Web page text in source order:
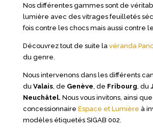
Nos différentes gammes sont de
lumière avec des vitrages feuilletés
fois contre les chocs mais aussi contre
Découvrez tout de suite la véranda
du genre.
Nous intervenons dans les différents
du Valais, de Genève , de Fribourg , du
Neuchâtel. Nous vous invitons, ainsi
concessionnaire Espace et Lumière à
modèles étiquetés SIGAB 002.